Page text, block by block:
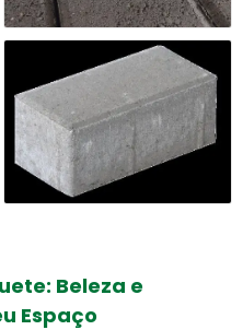
: Beleza e
Espaço